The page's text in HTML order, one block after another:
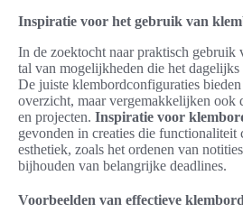
Inspiratie voor het gebruik van
In de zoektocht naar praktisch gebruik
tal van mogelijkheden die het
De juiste klembordconfiguraties
overzicht, maar vergemakkelijken ook
en projecten. Inspiratie voor
gevonden in creaties die functionaliteit
esthetiek, zoals het ordenen van
bijhouden van belangrijke deadlines.
Voorbeelden van effectieve